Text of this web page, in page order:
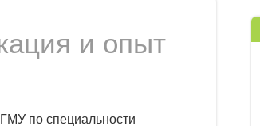
и опыт
по специальности